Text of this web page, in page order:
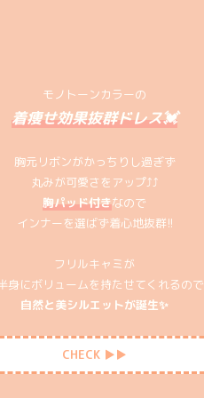
モノトーンカラーの
着痩せ効果抜群ドレス💓
胸元リボンがかっちりし過ぎず
丸みが可愛さをアップ⤴️⤴️
胸パッド付きなので
インナーを選ばず着心地抜群!!
フリルキャミが
身にボリュームを持たせてくれるので
自然と美シルエットが誕生✨
CHECK ▶︎▶︎